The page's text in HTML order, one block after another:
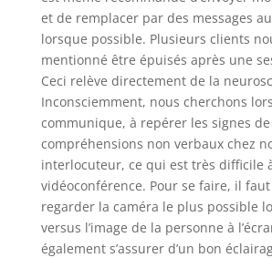
et de remplacer par des messages
lorsque possible. Plusieurs clients
mentionné être épuisés après une
Ceci relève directement de la
Inconsciemment, nous cherchons
communique, à repérer les signes de
compréhensions non verbaux chez
interlocuteur, ce qui est très difficile
vidéoconférence. Pour se faire, il faut
regarder la caméra le plus possible
versus l’image de la personne à
également s’assurer d’un bon